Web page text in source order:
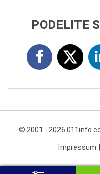
PODELITE
© 2001 - 2026
Impressum